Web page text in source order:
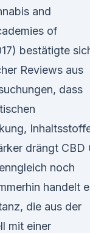
and
of
bestätigte
Reviews aus
dass
drängt CBD
noch
handelt
die aus der
mit einer